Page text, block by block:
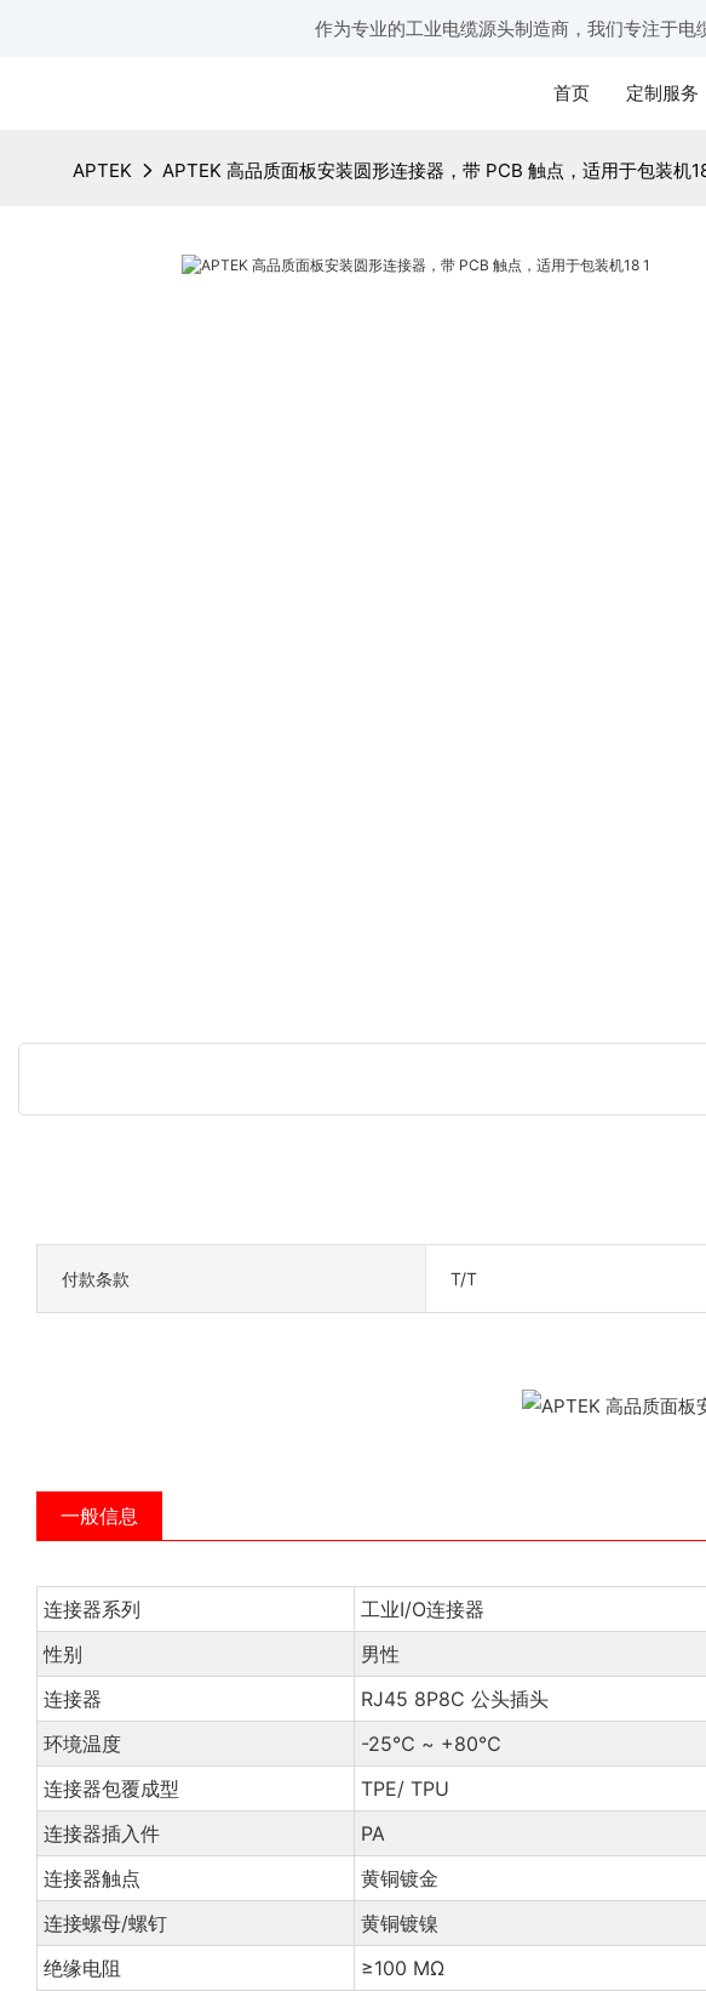
作为专业的工业电缆源头制造商，我们专注于电
首页 定制服务
APTEK APTEK 高品质面板安装圆形连接器，带 PCB 触点，适用于包装机
付款条款 T/T
一般信息
连接器系列
工业I/O连接器
性别
男性
连接器
RJ45 8P8C 公头插头
环境温度
-25℃ ~ +80℃
连接器包覆成型
TPE/ TPU
连接器插入件
PA
连接器触点
黄铜镀金
连接螺母/螺钉
黄铜镀镍
绝缘电阻
≥100 MΩ